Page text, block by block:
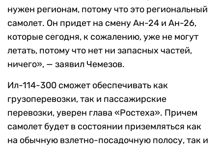
нужен регионам, потому что это региональный
самолет. Он придет на смену Ан-24 и Ан-26,
которые сегодня, к сожалению, уже не могут
летать, потому что нет ни запасных частей,
ничего», — заявил Чемезов.
Ил-114-300 сможет обеспечивать как
грузоперевозки, так и пассажирские
перевозки, уверен глава «Ростеха». Причем
самолет будет в состоянии приземляться как
на обычную взлетно-посадочную полосу, так и